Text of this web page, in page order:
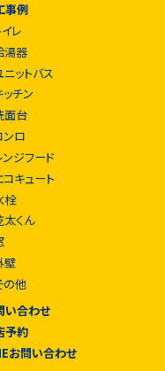
事例
イレ
湯器
ニットバス
ッチン
面台
ンロ
ンジフード
コキュート
栓
太くん
壁
の他
い合わせ
予約
お問い合わせ